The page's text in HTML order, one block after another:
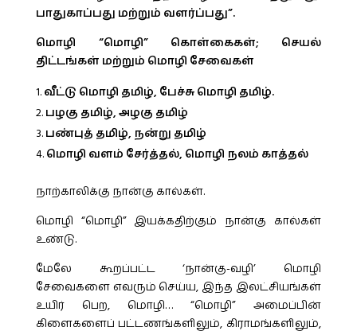
பாதுகாப்பது மற்றும் வளர்ப்பது”.
மொழி “மொழி” கொள்கைகள்; செயல்
திட்டங்கள் மற்றும் மொழி சேவைகள்
வீட்டு மொழி தமிழ், பேச்சு மொழி தமிழ்.
பழகு தமிழ், அழகு தமிழ்
பண்புத் தமிழ், நன்று தமிழ்
மொழி வளம் சேர்த்தல், மொழி நலம் காத்தல்
நாற்காலிக்கு நான்கு கால்கள்.
மொழி “மொழி” இயக்கதிற்கும் நான்கு கால்கள்
உண்டு.
மேலே கூறப்பட்ட ‘நான்கு-வழி’ மொழி
சேவைகளை எவரும் செய்ய, இந்த இலட்சியங்கள்
உயிர் பெற, மொழி… “மொழி” அமைப்பின்
கிளைகளைப் பட்டணங்களிலும், கிராமங்களிலும்,